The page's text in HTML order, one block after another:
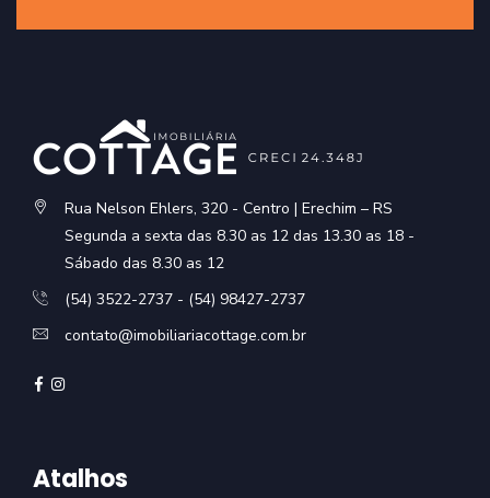
Rua Nelson Ehlers, 320 - Centro | Erechim – RS
Segunda a sexta das 8.30 as 12 das 13.30 as 18 -
Sábado das 8.30 as 12
(54) 3522-2737 - (54) 98427-2737
contato@imobiliariacottage.com.br
Atalhos